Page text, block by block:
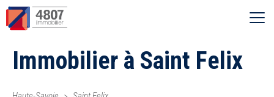
Vente
Ouvrir le menu
Immobilier à Saint Felix